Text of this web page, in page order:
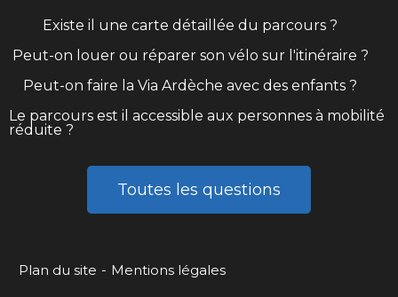
Existe il une carte détaillée du parcours ?
Peut-on louer ou réparer son vélo sur l'itinéraire ?
Peut-on faire la Via Ardèche avec des enfants ?
Le parcours est il accessible aux personnes à mobilité
réduite ?
Toutes les questions
Plan du site Mentions légales